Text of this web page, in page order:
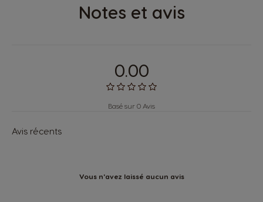
Notes et avis
0.00
Basé sur 0 Avis
Avis récents
Vous n'avez laissé aucun avis